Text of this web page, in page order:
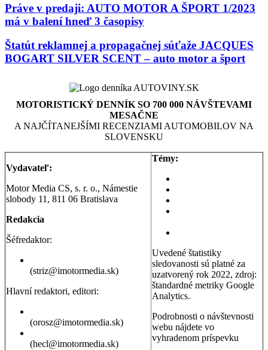
Práve v predaji: AUTO MOTOR A ŠPORT 1/2023
má v balení hneď 3 časopisy
Štatút reklamnej a propagačnej súťaže JACQUES
BOGART SILVER SCENT – auto motor a šport
MOTORISTICKÝ DENNÍK SO 700 000 NÁVŠTEVAMI
MESAČNE
A NAJČÍTANEJŠÍMI RECENZIAMI AUTOMOBILOV NA
SLOVENSKU
Vydavateľ:
Motor Media CS, s. r. o., Námestie
slobody 11, 811 06 Bratislava
Redakcia
Šéfredaktor:
(striz@imotormedia.sk)
Hlavní redaktori, editori:
(orosz@imotormedia.sk)
(hecl@imotormedia.sk)
Témy:
Uvedené štatistiky
sledovanosti sú platné za
uzatvorený rok 2022, zdroj:
štandardné metriky Google
Analytics.
Podrobnosti o návštevnosti
webu nájdete vo
vyhradenom príspevku